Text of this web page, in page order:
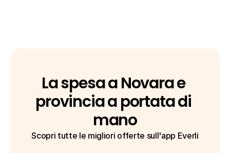
La spesa a Novara e
provincia a portata di
mano
Scopri tutte le migliori offerte sull'app Everli